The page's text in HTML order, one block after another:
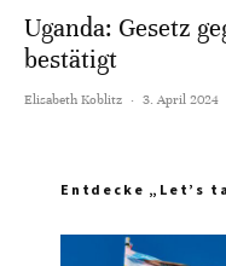
Uganda: Gesetz
bestätigt
Elisabeth Koblitz · 3. April 2024
Entdecke „Let’s